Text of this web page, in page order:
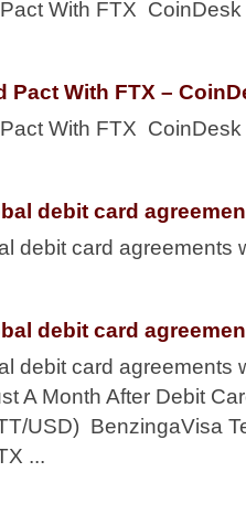
With FTX CoinDesk
Pact With FTX –
With FTX CoinDesk
debit card
debit card agreements
debit card
debit card agreements
A Month After Debit
USD) BenzingaVisa
...